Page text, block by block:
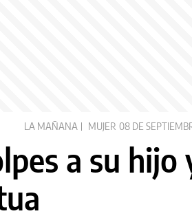
LA MAÑANA MUJER 08 DE
a su hijo